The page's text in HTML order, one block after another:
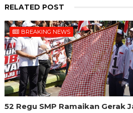
RELATED POST
BREAKING NEWS
52 Regu SMP Ramaikan Gerak